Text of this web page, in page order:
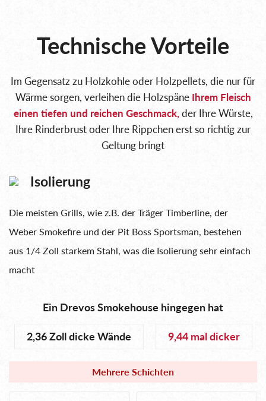
Technische Vorteile
Im Gegensatz zu Holzkohle oder Holzpellets, die nur für
Wärme sorgen, verleihen die Holzspäne Ihrem Fleisch
einen tiefen und reichen Geschmack, der Ihre Würste,
Ihre Rinderbrust oder Ihre Rippchen erst so richtig zur
Geltung bringt
Isolierung
Die meisten Grills, wie z.B. der Träger Timberline, der
Weber Smokefire und der Pit Boss Sportsman, bestehen
aus 1/4 Zoll starkem Stahl, was die Isolierung sehr einfach
macht
Ein Drevos Smokehouse hingegen hat
2,36 Zoll dicke Wände 9,44 mal dicker
Mehrere Schichten